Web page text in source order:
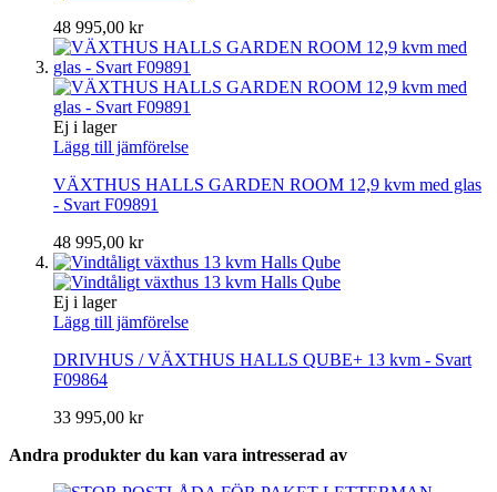
48 995,00 kr
Ej i lager
Lägg till jämförelse
VÄXTHUS HALLS GARDEN ROOM 12,9 kvm med glas
- Svart F09891
48 995,00 kr
Ej i lager
Lägg till jämförelse
DRIVHUS / VÄXTHUS HALLS QUBE+ 13 kvm - Svart
F09864
33 995,00 kr
Andra produkter du kan vara intresserad av